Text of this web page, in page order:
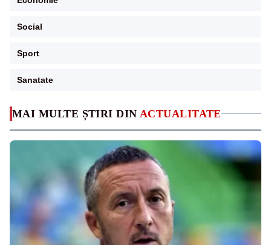
MAI MULTE ȘTIRI DIN ACTUALITATE
Social
Sport
Sanatate